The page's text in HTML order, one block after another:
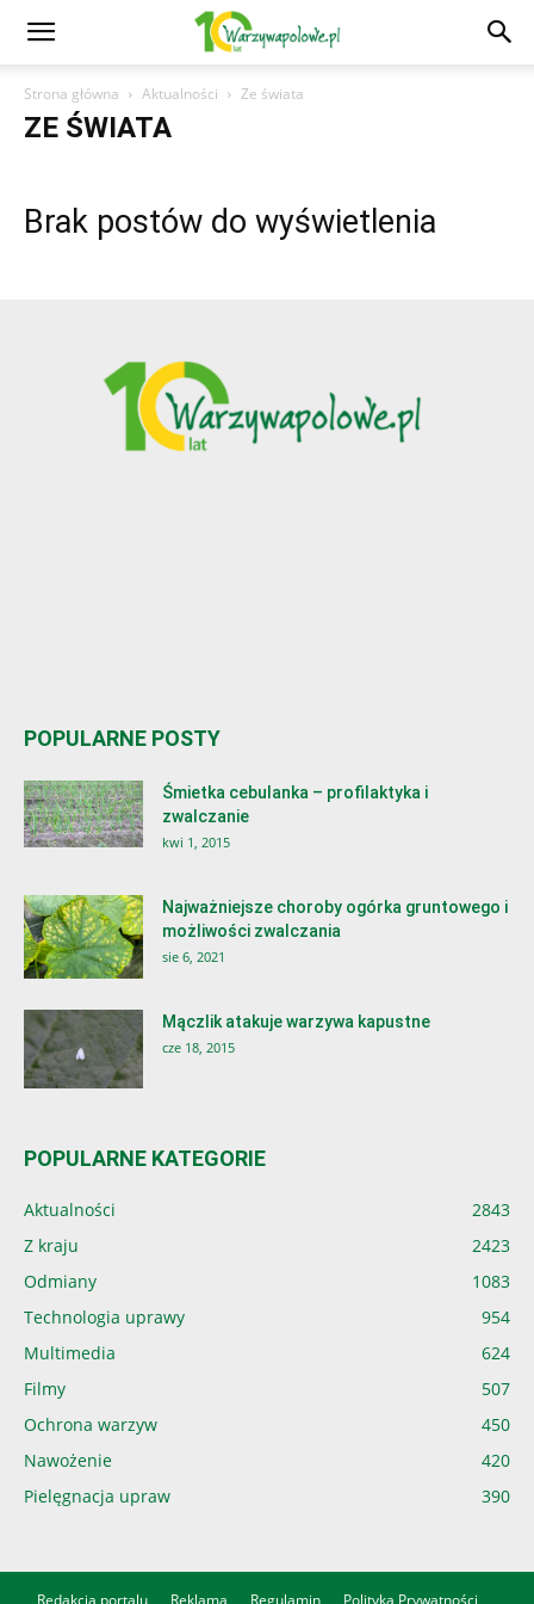
Strona główna Aktualności Ze świata
ZE ŚWIATA
Brak postów do wyświetlenia
POPULARNE POSTY
Śmietka cebulanka – profilaktyka i
zwalczanie
kwi 1, 2015
Najważniejsze choroby ogórka gruntowego i
możliwości zwalczania
sie 6, 2021
Mączlik atakuje warzywa kapustne
cze 18, 2015
POPULARNE KATEGORIE
Aktualności
2843
Z kraju
2423
Odmiany
1083
Technologia uprawy
954
Multimedia
624
Filmy
507
Ochrona warzyw
450
Nawożenie
420
Pielęgnacja upraw
390
Redakcja portalu Reklama Regulamin Polityka Prywatności